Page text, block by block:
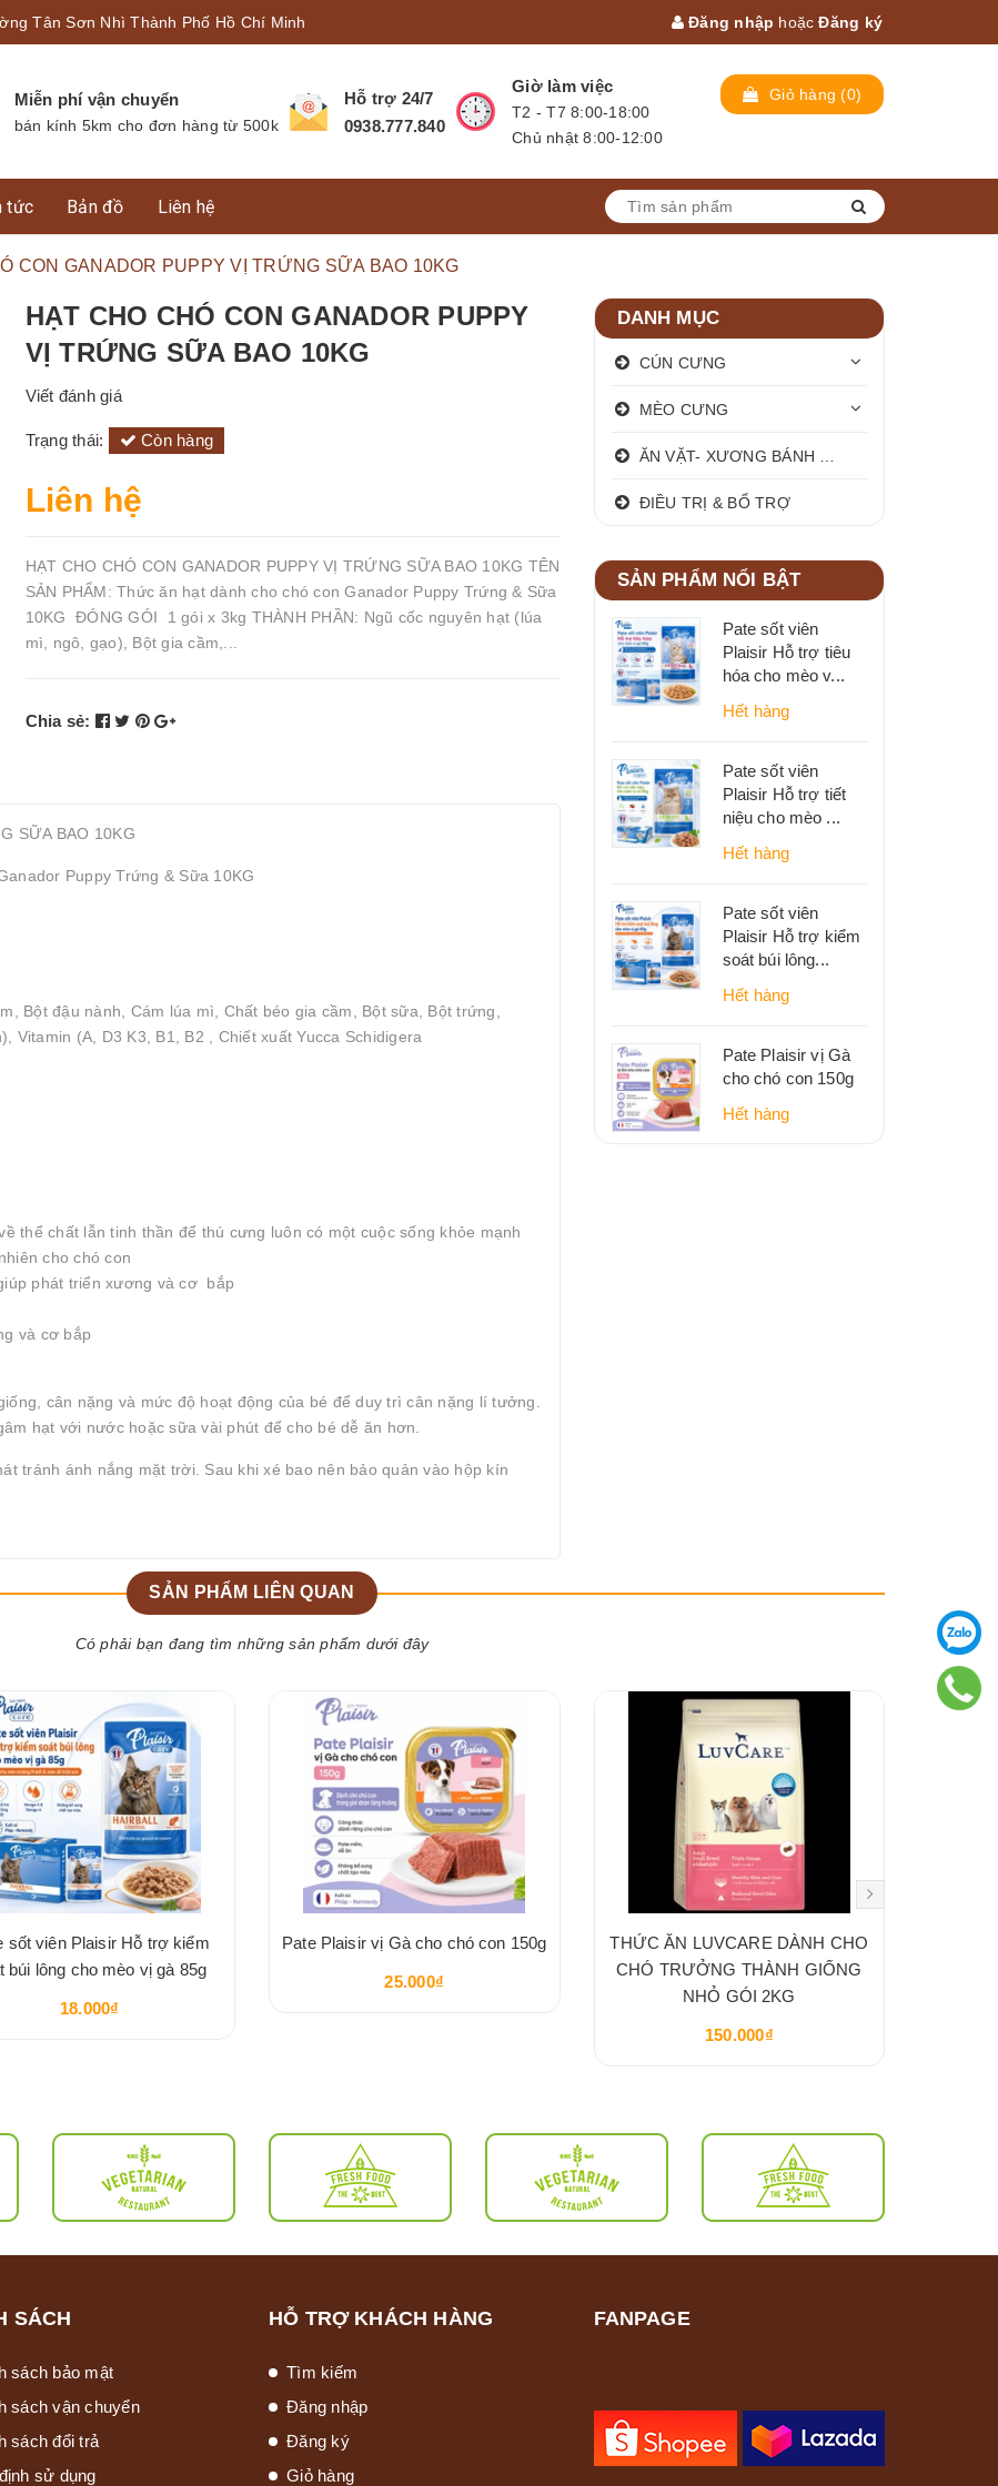
Tân Sơn Nhì Thành Phố Hồ Chí Minh Đăng nhập hoặc Đăng ký
Miễn phí vận chuyển
bán kính 5km cho đơn hàng từ 500k
Hỗ trợ 24/7
0938.777.840
Giờ làm việc
T2 - T7 8:00-18:00
Chủ nhật 8:00-12:00
Giỏ hàng (0)
tức Bản đồ Liên hệ
CON GANADOR PUPPY VỊ TRỨNG SỮA BAO 10KG
HẠT CHO CHÓ CON GANADOR PUPPY
VỊ TRỨNG SỮA BAO 10KG
Viết đánh giá
Trạng thái: Còn hàng
Liên hệ
HẠT CHO CHÓ CON GANADOR PUPPY VỊ TRỨNG SỮA BAO 10KG TÊN
SẢN PHẨM: Thức ăn hạt dành cho chó con Ganador Puppy Trứng & Sữa
10KG ĐÓNG GÓI 1 gói x 3kg THÀNH PHẦN: Ngũ cốc nguyên hạt (lúa
mì, ngô, gạo), Bột gia cầm,...
Chia sẻ:
SỮA BAO 10KG
Puppy Trứng & Sữa 10KG
Bột đậu nành, Cám lúa mì, Chất béo gia cầm, Bột sữa, Bột trứng,
Vitamin (A, D3 K3, B1, B2 , Chiết xuất Yucca Schidigera
thể chất lẫn tinh thần để thú cưng luôn có một cuộc sống khỏe mạnh
cho chó con
phát triển xương và cơ bắp
và cơ bắp
cân nặng và mức độ hoạt động của bé để duy trì cân nặng lí tưởng.
hạt với nước hoặc sữa vài phút để cho bé dễ ăn hơn.
tránh ánh nắng mặt trời. Sau khi xé bao nên bảo quản vào hộp kín
DANH MỤC
CÚN CƯNG
MÈO CƯNG
ĐIỀU TRỊ & BỔ TRỢ
SẢN PHẨM NỔI BẬT
Pate sốt viên
Plaisir Hỗ trợ tiêu
hóa cho mèo v...
Hết hàng
Pate sốt viên
Plaisir Hỗ trợ tiết
niệu cho mèo ...
Hết hàng
Pate sốt viên
Plaisir Hỗ trợ kiểm
soát búi lông...
Hết hàng
Pate Plaisir vị Gà
cho chó con 150g
Hết hàng
SẢN PHẨM LIÊN QUAN
Có phải bạn đang tìm những sản phẩm dưới đây
sốt viên Plaisir Hỗ trợ kiểm
búi lông cho mèo vị gà 85g
18.000₫
Pate Plaisir vị Gà cho chó con 150g
25.000₫
THỨC ĂN LUVCARE DÀNH CHO
CHÓ TRƯỞNG THÀNH GIỐNG
NHỎ GÓI 2KG
150.000₫
SÁCH
sách bảo mật
sách vận chuyển
sách đổi trả
sử dụng
HỖ TRỢ KHÁCH HÀNG
Tìm kiếm
Đăng nhập
Đăng ký
Giỏ hàng
FANPAGE